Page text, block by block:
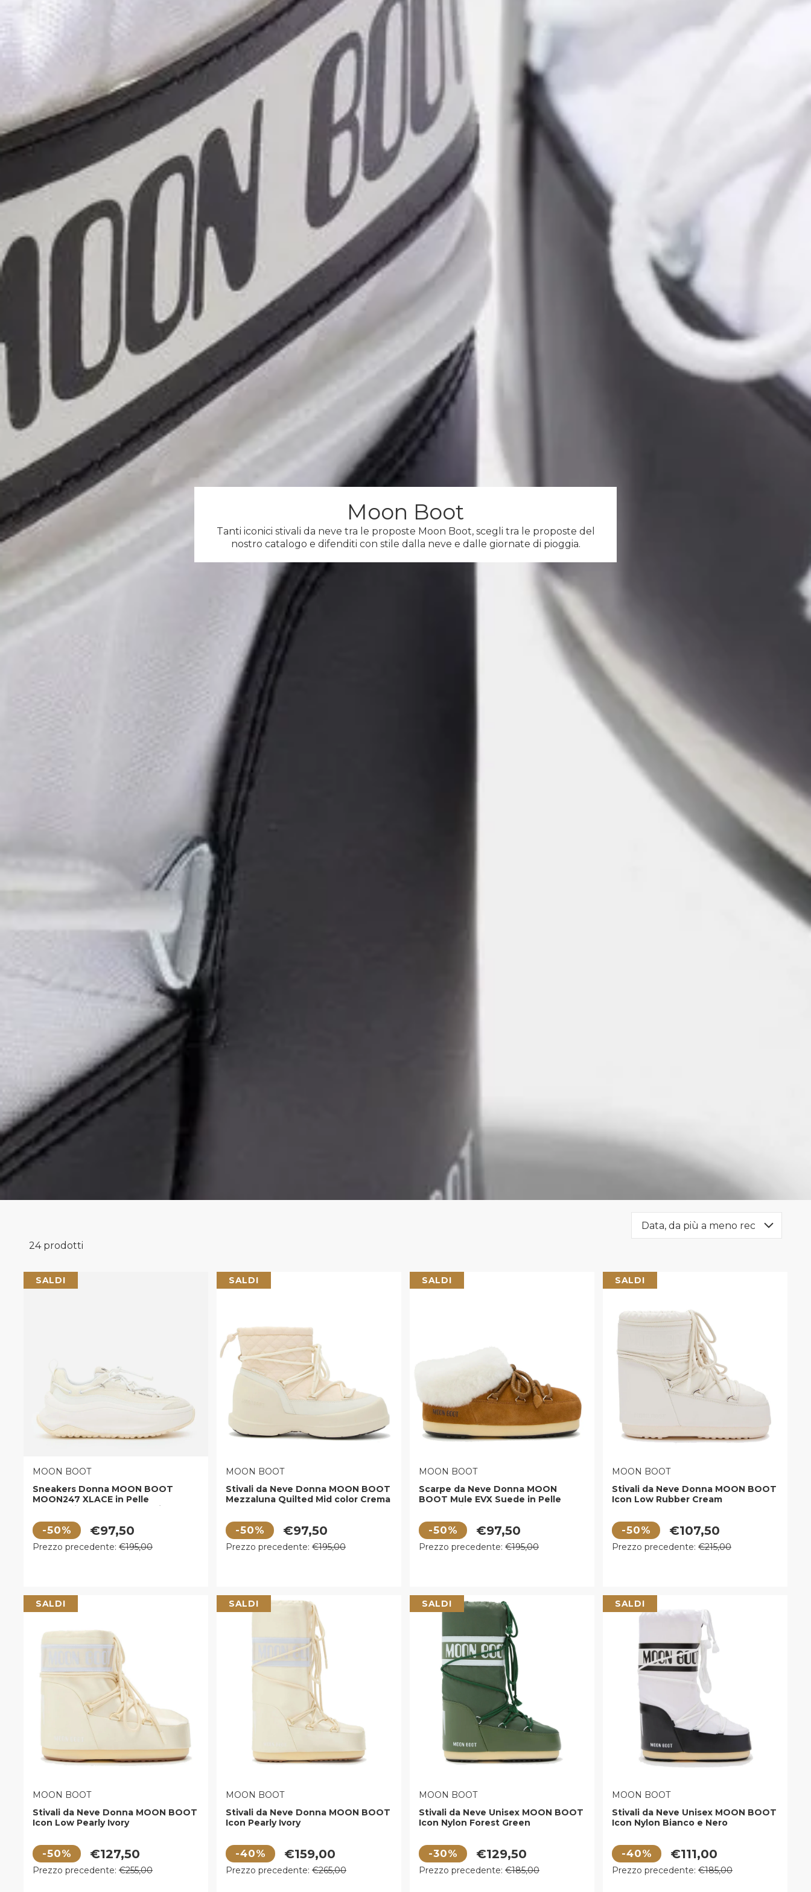
Moon Boot
Tanti iconici stivali da neve tra le proposte Moon Boot, scegli tra le proposte del
nostro catalogo e difenditi con stile dalla neve e dalle giornate di pioggia.
24 prodotti
Moon Boot
SALDI
VENDITORE:
MOON BOOT
Sneakers Donna MOON BOOT
MOON247 XLACE in Pelle
-50%
Prezzo di vendita
€97,50
Prezzo regolare
Prezzo precedente: €195,00
SALDI
VENDITORE:
MOON BOOT
Stivali da Neve Donna MOON BOOT
Mezzaluna Quilted Mid color Crema
-50%
Prezzo di vendita
€97,50
Prezzo regolare
Prezzo precedente: €195,00
SALDI
VENDITORE:
MOON BOOT
Scarpe da Neve Donna MOON
BOOT Mule EVX Suede in Pelle
-50%
Prezzo di vendita
€97,50
Prezzo regolare
Prezzo precedente: €195,00
SALDI
VENDITORE:
MOON BOOT
Stivali da Neve Donna MOON BOOT
Icon Low Rubber Cream
-50%
Prezzo di vendita€107,50
Prezzo regolare
Prezzo precedente: €215,00
SALDI
VENDITORE:
MOON BOOT
Stivali da Neve Donna MOON BOOT
Icon Low Pearly Ivory
-50%
Prezzo di vendita€127,50
Prezzo regolare
Prezzo precedente: €255,00
SALDI
VENDITORE:
MOON BOOT
Stivali da Neve Donna MOON BOOT
Icon Pearly Ivory
-40%
Prezzo di vendita€159,00
Prezzo regolare
Prezzo precedente: €265,00
SALDI
VENDITORE:
MOON BOOT
Stivali da Neve Unisex MOON BOOT
Icon Nylon Forest Green
-30%
Prezzo di vendita€129,50
Prezzo regolare
Prezzo precedente: €185,00
SALDI
VENDITORE:
MOON BOOT
Stivali da Neve Unisex MOON BOOT
Icon Nylon Bianco e Nero
-40%
Prezzo di vendita€111,00
Prezzo regolare
Prezzo precedente: €185,00